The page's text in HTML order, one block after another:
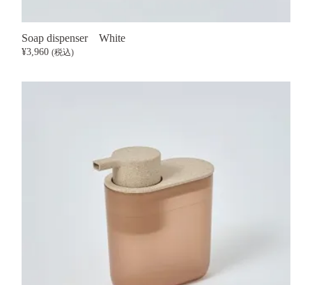
Soap dispenser White
¥3,960 (税込)